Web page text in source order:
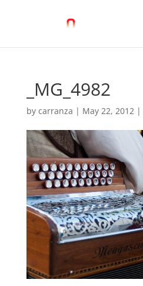
_MG_4982
by carranza | May 22, 2012|